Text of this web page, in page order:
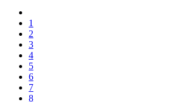
1
2
3
4
5
6
7
8